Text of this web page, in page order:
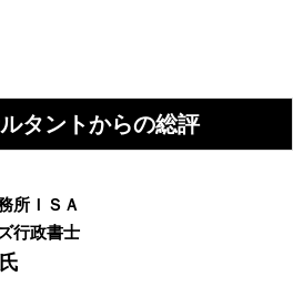
タントからの総評
所ＩＳＡ
行政書士